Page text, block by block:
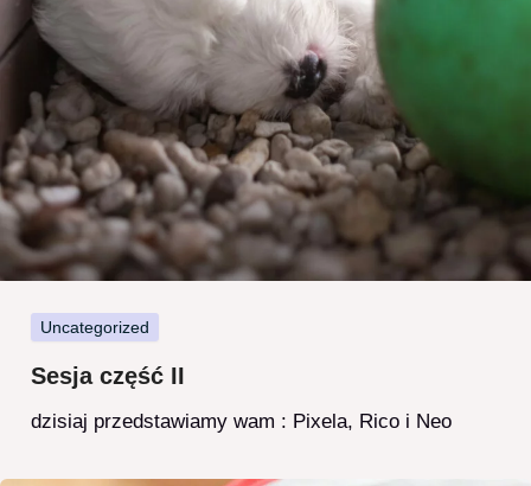
Uncategorized
Sesja część II
dzisiaj przedstawiamy wam : Pixela, Rico i Neo